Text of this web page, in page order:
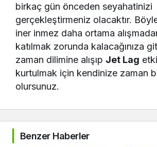
birkaç gün önceden seyahatinizi
gerçekleştirmeniz olacaktır.
iner inmez daha ortama
katılmak zorunda kalacağınıza
zaman dilimine alışıp Jet Lag
kurtulmak için kendinize zaman
olursunuz.
Benzer Haberler